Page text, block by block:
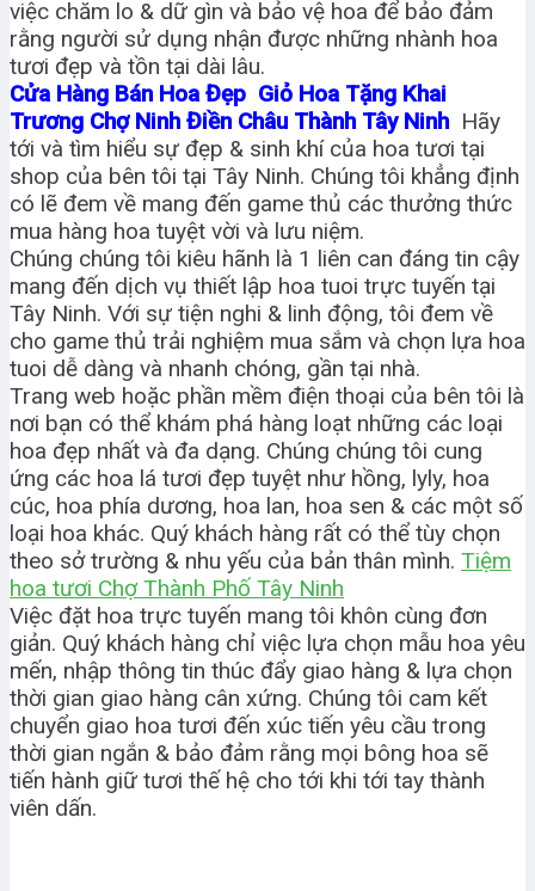
việc chăm lo & dữ gìn và bảo vệ hoa để bảo đảm
rằng người sử dụng nhận được những nhành hoa
tươi đẹp và tồn tại dài lâu.
Cửa Hàng Bán Hoa Đẹp Giỏ Hoa Tặng Khai
Trương Chợ Ninh Điền Châu Thành Tây Ninh Hãy
tới và tìm hiểu sự đẹp & sinh khí của hoa tươi tại
shop của bên tôi tại Tây Ninh. Chúng tôi khẳng định
có lẽ đem về mang đến game thủ các thưởng thức
mua hàng hoa tuyệt vời và lưu niệm.
Chúng chúng tôi kiêu hãnh là 1 liên can đáng tin cậy
mang đến dịch vụ thiết lập hoa tuoi trực tuyến tại
Tây Ninh. Với sự tiện nghi & linh động, tôi đem về
cho game thủ trải nghiệm mua sắm và chọn lựa hoa
tuoi dễ dàng và nhanh chóng, gần tại nhà.
Trang web hoặc phần mềm điện thoại của bên tôi là
nơi bạn có thể khám phá hàng loạt những các loại
hoa đẹp nhất và đa dạng. Chúng chúng tôi cung
ứng các hoa lá tươi đẹp tuyệt như hồng, lyly, hoa
cúc, hoa phía dương, hoa lan, hoa sen & các một số
loại hoa khác. Quý khách hàng rất có thể tùy chọn
theo sở trường & nhu yếu của bản thân mình. Tiệm
hoa tươi Chợ Thành Phố Tây Ninh
Việc đặt hoa trực tuyến mang tôi khôn cùng đơn
giản. Quý khách hàng chỉ việc lựa chọn mẫu hoa yêu
mến, nhập thông tin thúc đẩy giao hàng & lựa chọn
thời gian giao hàng cân xứng. Chúng tôi cam kết
chuyển giao hoa tươi đến xúc tiến yêu cầu trong
thời gian ngắn & bảo đảm rằng mọi bông hoa sẽ
tiến hành giữ tươi thế hệ cho tới khi tới tay thành
viên dấn.